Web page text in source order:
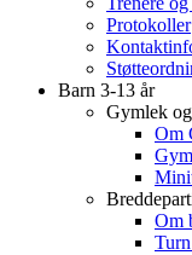
Protokoller
Barn 3-13 år
Gymlek
Om
Om